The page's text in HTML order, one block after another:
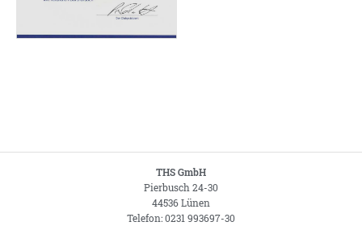
THS GmbH
Pierbusch 24-30
44536 Lünen
Telefon: 0231 993697-30